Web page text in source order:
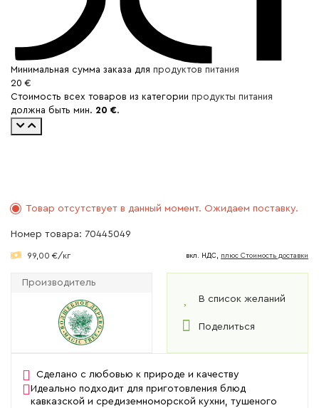
Минимальная сумма заказа для продуктов питания
20 €
Стоимость всех товаров из категории продукты питания
должна быть мин. 20 €.
Товар отсутствует в данный момент. Ожидаем поставку.
Номер товара: 70445049
99,00 €/кг вкл. НДС, плюс Cтоимость доставки
Производитель
В список желаний
Поделиться
Сделано с любовью к природе и качеству
Идеально подходит для приготовления блюд
кавказской и средиземноморской кухни, тушеного